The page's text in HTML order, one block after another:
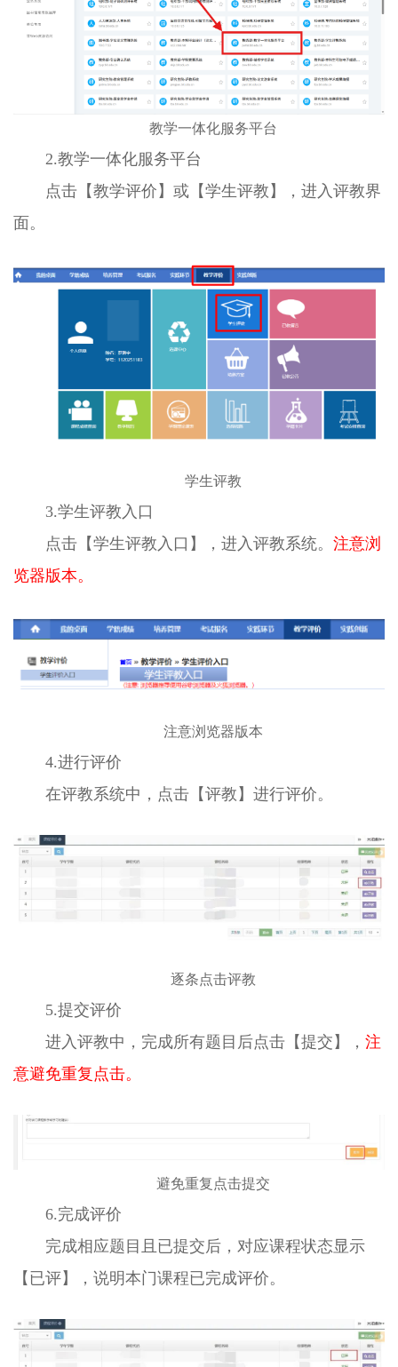
教学一体化服务平台
2.教学一体化服务平台
点击【教学评价】或【学生评教】，进入评教界
面。
学生评教
3.学生评教入口
点击【学生评教入口】，进入评教系统。 注意浏
览器版本。
注意浏览器版本
4.进行评价
在评教系统中，点击【评教】进行评价。
逐条点击评教
5.提交评价
进入评教中，完成所有题目后点击【提交】， 注
意避免重复点击。
避免重复点击提交
6.完成评价
完成相应题目且已提交后，对应课程状态显示
【已评】，说明本门课程已完成评价。